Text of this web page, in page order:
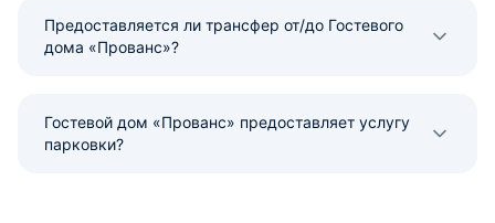
Предоставляется ли трансфер от/до Гостевого
дома «Прованс»?
Гостевой дом «Прованс» предоставляет услугу
парковки?